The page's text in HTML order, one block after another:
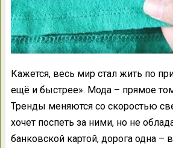
Кажется, весь мир стал жить по
ещё и быстрее». Мода – прямое
Тренды меняются со скоростью
хочет поспеть за ними, но не
банковской картой, дорога одна –